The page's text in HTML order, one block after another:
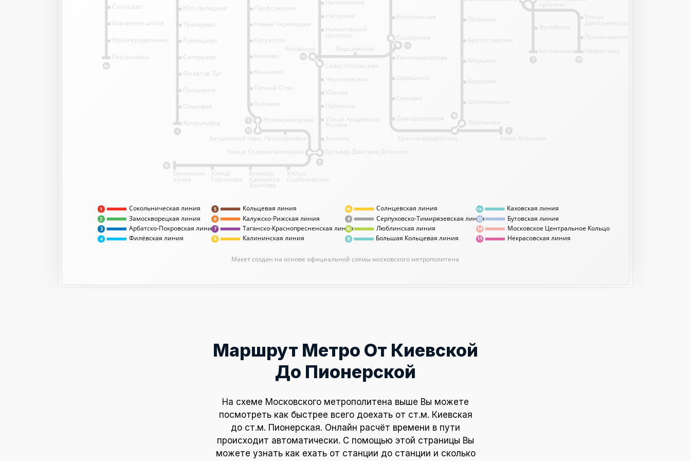
Сокольническая линия
Замоскворецкая линия
Арбатско-Покровская линия
Филёвская линия
Кольцевая линия
Калужско-Рижская линия
Таганско-Краснопресненская линия
Калининская линия
Солнцевская линия
Серпуховско-Тимирязевская линия
Люблинская линия
Каховская линия
Бутовская линия
Московское Центральное Кольцо
Макет создан на основе официальной схемы московского метрополитена
2
3
11А
Большая Кольцевая линия
8
9
10
7
6 12
8А
11
14
5
4
1
15 Некрасовская линия
7
2
10
11А
11А
9
6
12
12
1
8А
15
Профсоюзная
Новые Черёмушки
Калужская
Беляево
Коньково
Тёплый Стан
Ясенево
Новоясеневская
Нагатинская
Нагорная
Нахимовский
проспект
Севастопольская
Чертановская
Южная
Пражская
Улица Академика
Янгеля
проспект
Жулебино
Котельники
Люблино
Братиславская
Марьино
Борисово
Шипиловская
Зябликово
Коломенская
Каширская
Кантемировская
Царицыно
Орехово
Домодедовская
Красногвардейская Алма-Атинская
Аннино
Бульвар Дмитрия Донского
Саларьево
Румянцево
Тропарёво
Юго-Западная
Варшавская
Битцевский парк Лесопарковая
Улица Старокачаловская
Улица
Скобелевская
Бульвар
Адмирала
Ушакова
Улица
Горчакова
Бунинская
аллея
Каховская
Рассказовка
Новопеределкино
Боровское шоссе
Солнцево
Улица
Дмитриевского
Лухмановская
Некрасовка
Филатов Луг
Прошкино
Ольховая
Коммунарка
Маршрут Метро От Киевской
До Пионерской
На схеме Московского метрополитена выше Вы можете
посмотреть как быстрее всего доехать от ст.м. Киевская
до ст.м. Пионерская. Онлайн расчёт времени в пути
происходит автоматически. С помощью этой страницы Вы
можете узнать как ехать от станции до станции и сколько